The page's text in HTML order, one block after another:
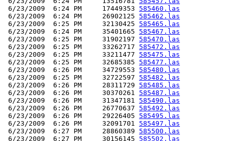
6/23/2009  6:24 PM     17449353 585460.las
6/23/2009  6:24 PM     26902125 585462.las
6/23/2009  6:25 PM     32130425 585465.las
6/23/2009  6:24 PM     35401665 585467.las
6/23/2009  6:25 PM     31902197 585470.las
6/23/2009  6:25 PM     33262717 585472.las
6/23/2009  6:25 PM     33211477 585475.las
6/23/2009  6:25 PM     32685385 585477.las
6/23/2009  6:26 PM     34729553 585480.las
6/23/2009  6:25 PM     32722597 585482.las
6/23/2009  6:26 PM     28311729 585485.las
6/23/2009  6:26 PM     30370261 585487.las
6/23/2009  6:26 PM     31347181 585490.las
6/23/2009  6:26 PM     26770637 585492.las
6/23/2009  6:26 PM     29226405 585495.las
6/23/2009  6:26 PM     32091701 585497.las
6/23/2009  6:27 PM     28860389 585500.las
6/23/2009  6:27 PM     30156145 585502.las